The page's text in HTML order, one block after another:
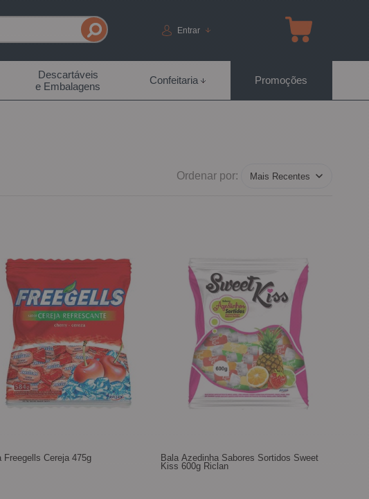
Entrar
Descartáveis
e Embalagens
Confeitaria Promoções
Ordenar por:
Freegells Cereja 475g
Bala Azedinha Sabores Sortidos Sweet
Kiss 600g Riclan